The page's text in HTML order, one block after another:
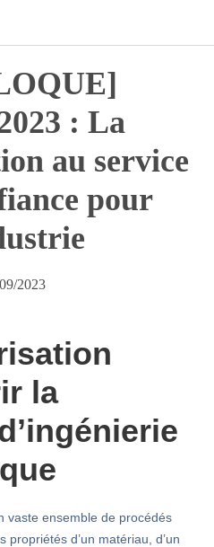
: La
au service
pour
2023
la
vaste ensemble de procédés
d’un matériau, d’un